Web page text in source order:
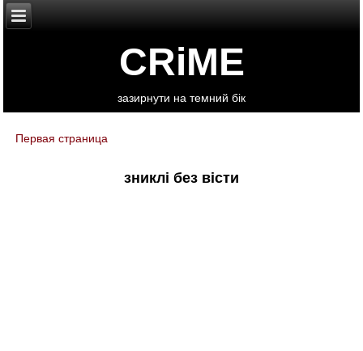
CRiME
зазирнути на темний бік
You are here
Первая страница
зниклі без вісти